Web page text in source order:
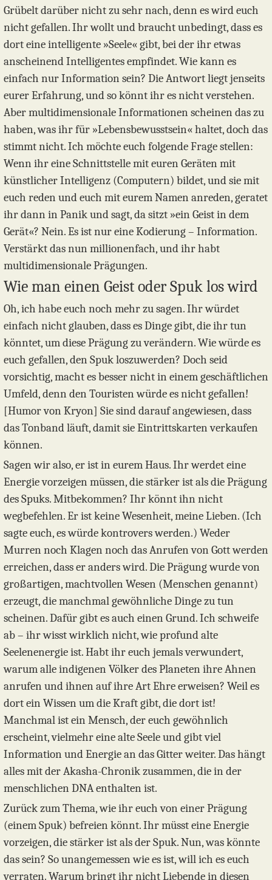
Grübelt darüber nicht zu sehr nach, denn es wird euch
nicht gefallen. Ihr wollt und braucht unbedingt, dass es
dort eine intelligente »Seele« gibt, bei der ihr etwas
anscheinend Intelligentes empfindet. Wie kann es
einfach nur Information sein? Die Antwort liegt jenseits
eurer Erfahrung, und so könnt ihr es nicht verstehen.
Aber multidimensionale Informationen scheinen das zu
haben, was ihr für »Lebensbewusstsein« haltet, doch das
stimmt nicht. Ich möchte euch folgende Frage stellen:
Wenn ihr eine Schnittstelle mit euren Geräten mit
künstlicher Intelligenz (Computern) bildet, und sie mit
euch reden und euch mit eurem Namen anreden, geratet
ihr dann in Panik und sagt, da sitzt »ein Geist in dem
Gerät«? Nein. Es ist nur eine Kodierung – Information.
Verstärkt das nun millionenfach, und ihr habt
multidimensionale Prägungen.
Wie man einen Geist oder Spuk los wird
Oh, ich habe euch noch mehr zu sagen. Ihr würdet
einfach nicht glauben, dass es Dinge gibt, die ihr tun
könntet, um diese Prägung zu verändern. Wie würde es
euch gefallen, den Spuk loszuwerden? Doch seid
vorsichtig, macht es besser nicht in einem geschäftlichen
Umfeld, denn den Touristen würde es nicht gefallen!
[Humor von Kryon] Sie sind darauf angewiesen, dass
das Tonband läuft, damit sie Eintrittskarten verkaufen
können.
Sagen wir also, er ist in eurem Haus. Ihr werdet eine
Energie vorzeigen müssen, die stärker ist als die Prägung
des Spuks. Mitbekommen? Ihr könnt ihn nicht
wegbefehlen. Er ist keine Wesenheit, meine Lieben. (Ich
sagte euch, es würde kontrovers werden.) Weder
Murren noch Klagen noch das Anrufen von Gott werden
erreichen, dass er anders wird. Die Prägung wurde von
großartigen, machtvollen Wesen (Menschen genannt)
erzeugt, die manchmal gewöhnliche Dinge zu tun
scheinen. Dafür gibt es auch einen Grund. Ich schweife
ab – ihr wisst wirklich nicht, wie profund alte
Seelenenergie ist. Habt ihr euch jemals verwundert,
warum alle indigenen Völker des Planeten ihre Ahnen
anrufen und ihnen auf ihre Art Ehre erweisen? Weil es
dort ein Wissen um die Kraft gibt, die dort ist!
Manchmal ist ein Mensch, der euch gewöhnlich
erscheint, vielmehr eine alte Seele und gibt viel
Information und Energie an das Gitter weiter. Das hängt
alles mit der Akasha-Chronik zusammen, die in der
menschlichen DNA enthalten ist.
Zurück zum Thema, wie ihr euch von einer Prägung
(einem Spuk) befreien könnt. Ihr müsst eine Energie
vorzeigen, die stärker ist als der Spuk. Nun, was könnte
das sein? So unangemessen wie es ist, will ich es euch
verraten. Warum bringt ihr nicht Liebende in diesen